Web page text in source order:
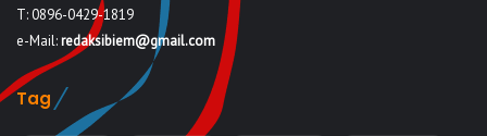
T: 0896-0429-1819
e-Mail:redaksibiem@gmail.com
Tag